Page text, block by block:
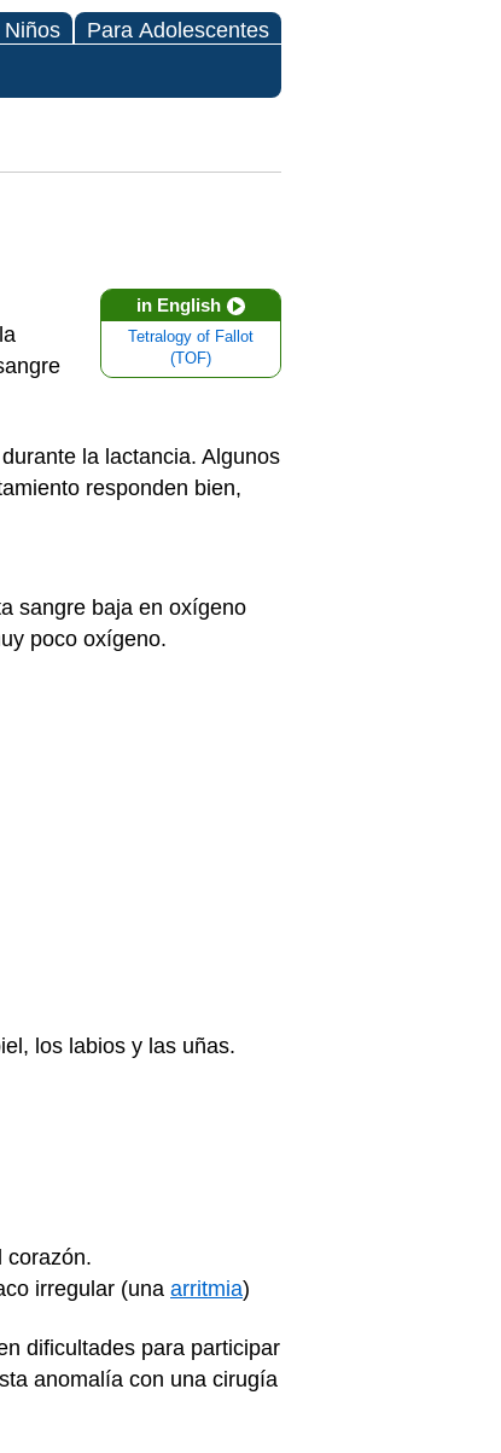
Niños Para Adolescentes
in English
Tetralogy of Fallot
(TOF)
la lactancia. Algunos
responden bien,
sangre baja en oxígeno
poco oxígeno.
los labios y las uñas.
corazón.
irregular (una arritmia)
dificultades para participar
anomalía con una cirugía